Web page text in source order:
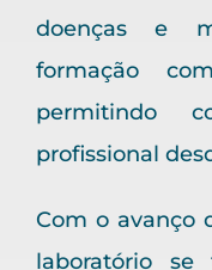
doenças e
formação
permitindo
profissional
Com o avanço
laboratório se